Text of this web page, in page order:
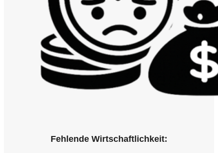
Fehlende Wirtschaftlichkeit: